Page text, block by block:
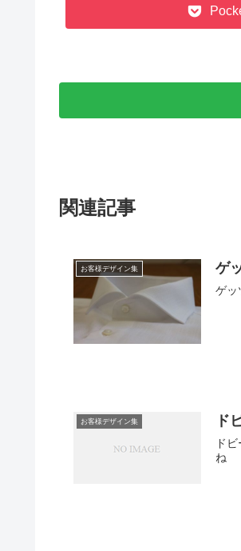
関連記事
お客様デザイン集 ゲ
ゲ
お客様デザイン集 ド
ド
ね